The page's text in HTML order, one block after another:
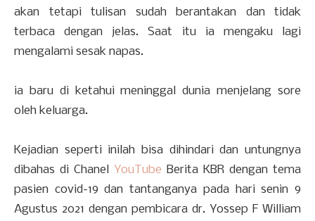
akan tetapi tulisan sudah berantakan dan tidak
terbaca dengan jelas. Saat itu ia mengaku lagi
mengalami sesak napas.
ia baru di ketahui meninggal dunia menjelang sore
oleh keluarga.
Kejadian seperti inilah bisa dihindari dan untungnya
dibahas di Chanel YouTube Berita KBR dengan tema
pasien covid-19 dan tantanganya pada hari senin 9
Agustus 2021 dengan pembicara dr. Yossep F William